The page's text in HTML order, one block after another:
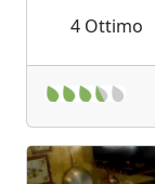
4 Ottimo